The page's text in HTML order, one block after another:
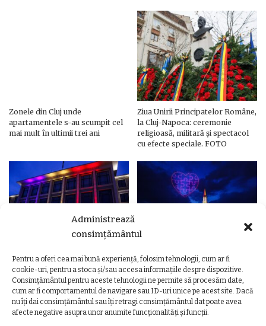
Administrează
consimțământul
Pentru a oferi cea mai bună experiență, folosim tehnologii, cum ar fi
cookie-uri, pentru a stoca și/sau accesa informațiile despre dispozitive.
Consimțământul pentru aceste tehnologii ne permite să procesăm date,
cum ar fi comportamentul de navigare sau ID-uri unice pe acest site. Dacă
nu îți dai consimțământul sau îți retragi consimțământul dat poate avea
afecte negative asupra unor anumite funcționalități și funcții.
Zonele din Cluj unde
apartamentele s-au scumpit cel
mai mult în ultimii trei ani
Ziua Unirii Principatelor Române,
la Cluj-Napoca: ceremonie
religioasă, militară și spectacol
cu efecte speciale. FOTO
Ziua Unirii Principatelor Române
– Clădiri și poduri din Cluj,
iluminate în culorile drapelului
Ziua Unirii la Cluj-Napoca.
Programul complet al
evenimentelor